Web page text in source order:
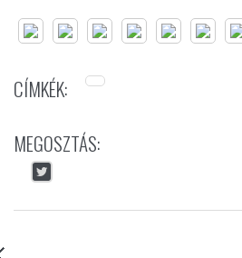
CÍMKÉK:
MEGOSZTÁS: